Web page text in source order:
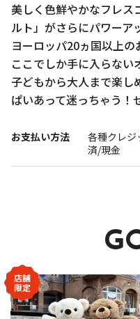
民族衣装
リトルワール
イベント･お
報道関係者･
美しく色鮮やかなフレス
ルト」がさらにパワーア
ヨーロッパ20ヵ国以上
ここでしか手に入らない
子どもから大人まで楽し
ぱいあって迷っちゃう
お支払い方法
各種クレ
済/現金
店舗
限定